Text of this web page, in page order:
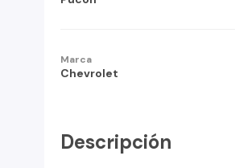
Marca
Chevrolet
Descripción